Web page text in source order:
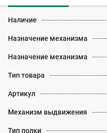
Наличие
Назначение механизма
Назначение механизма
Тип товара
Артикул
Механизм выдвижения
Тип полки